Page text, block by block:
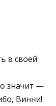
в своей
значит —
Винни!